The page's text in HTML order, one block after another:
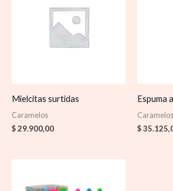
Mielcitas surtidas
Caramelos
$29.900,00
Espuma
Caramelos
$